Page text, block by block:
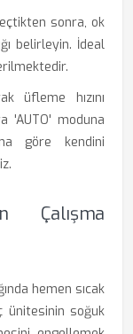
sonra, ok
belirleyin. İdeal
üfleme hızını
'AUTO' moduna
göre kendini
Çalışma
hemen sıcak
ünitesinin soğuk